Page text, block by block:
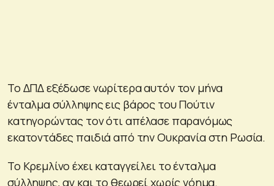
Το ΔΠΔ εξέδωσε νωρίτερα αυτόν τον μήνα
ένταλμα σύλληψης εις βάρος του Πούτιν
κατηγορώντας τον ότι απέλασε παρανόμως
εκατοντάδες παιδιά από την Ουκρανία στη Ρωσία.
Το Κρεμλίνο έχει καταγγείλει το ένταλμα
σύλληψης, αν και το θεωρεί χωρίς νόημα.